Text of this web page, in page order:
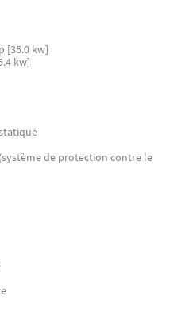
[35.0 kw]
kw]
de protection contre le